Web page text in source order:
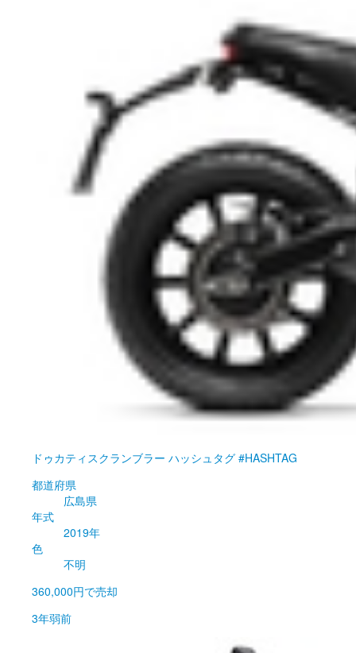
ドゥカティ スクランブラー ハッシュタグ #HASHTAG
都道府県
広島県
年式
2019年
色
不明
360,000円で売却
3年弱前